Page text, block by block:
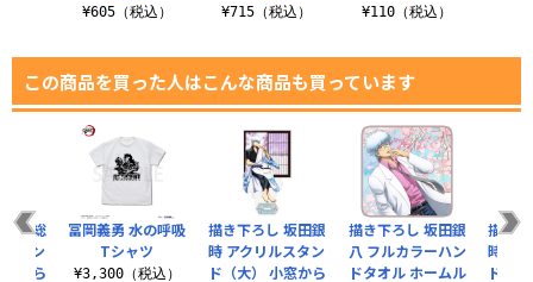
¥715（税込） ¥110（税込）
¥605（税込）
この商品を買った人はこんな商品も買っています
描き下ろし 坂田銀
時 アクリルスタン
ド（大） 小窓から
描き下ろし 坂田銀
八 フルカラーハン
ドタオル ホームル
描き
時 フ
ドタ
田総
タン
から
冨岡義勇 水の呼吸
Tシャツ
¥3,300（税込）